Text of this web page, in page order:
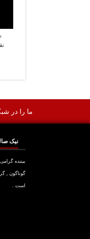
ما را در
نیک
بیننده
گوناگون ,
است .